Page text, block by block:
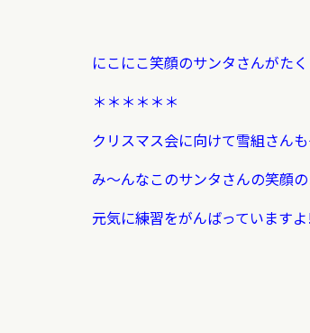
にこにこ笑顔のサンタさんがた
＊＊＊＊＊＊
クリスマス会に向けて雪組さん
み〜んなこのサンタさんの笑顔
元気に練習をがんばっています